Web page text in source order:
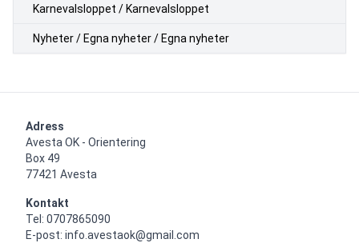
Karnevalsloppet / Karnevalsloppet
Nyheter / Egna nyheter / Egna nyheter
Adress
Avesta OK - Orientering
Box 49
77421 Avesta
Kontakt
Tel: 0707865090
E-post: info.avestaok@gmail.com